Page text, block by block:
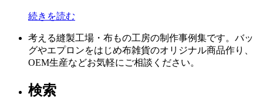
続きを読む
考える縫製工場・布もの工房の制作事例集です。バッ
グやエプロンをはじめ布雑貨のオリジナル商品作り、
OEM生産などお気軽にご相談ください。
検索